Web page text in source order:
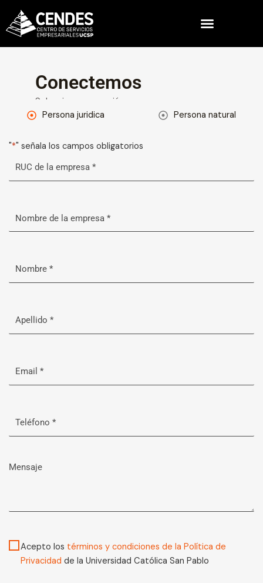
contenido
Conectemos
Selecciona una opción
Persona juridica
Persona natural
"*" señala los campos obligatorios
Acepto los términos y condiciones de la Política de
Privacidad de la Universidad Católica San Pablo